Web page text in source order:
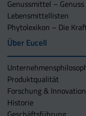
Genussmittel –
Lebensmittellisten
Phytolexikon – Die
Über Eucell
Produktqualität
Forschung & Innovation
Historie